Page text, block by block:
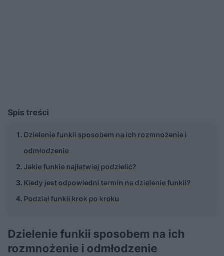
Spis treści
Dzielenie funkii sposobem na ich rozmnożenie i
odmłodzenie
Jakie funkie najłatwiej podzielić?
Kiedy jest odpowiedni termin na dzielenie funkii?
Podział funkii krok po kroku
Dzielenie funkii sposobem na ich
rozmnożenie i odmłodzenie